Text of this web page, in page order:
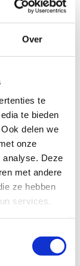
Over
te
te bieden
delen we
onze
analyse. Deze
met andere
ze hebben
services.
de
als
af te spelen
in
de 'Marketing